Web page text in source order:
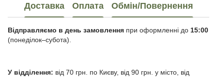
Доставка Оплата Обмін/Повернення
Відправляємо в день замовлення при оформленні до 15:00
(понеділок–субота).
У відділення: від 70 грн. по Києву, від 90 грн. у місто, від